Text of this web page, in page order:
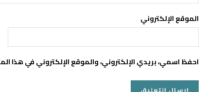
الموقع الإلكتروني
احفظ اسمي، بريدي الإلكتروني، والموقع الإلكتروني في هذا